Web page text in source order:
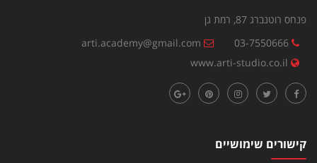
פנחס רוטנברג 87, רמת גן
03-7550666
arti.academy@gmail.com
www.arti-studio.co.il
קישורים שימושיים